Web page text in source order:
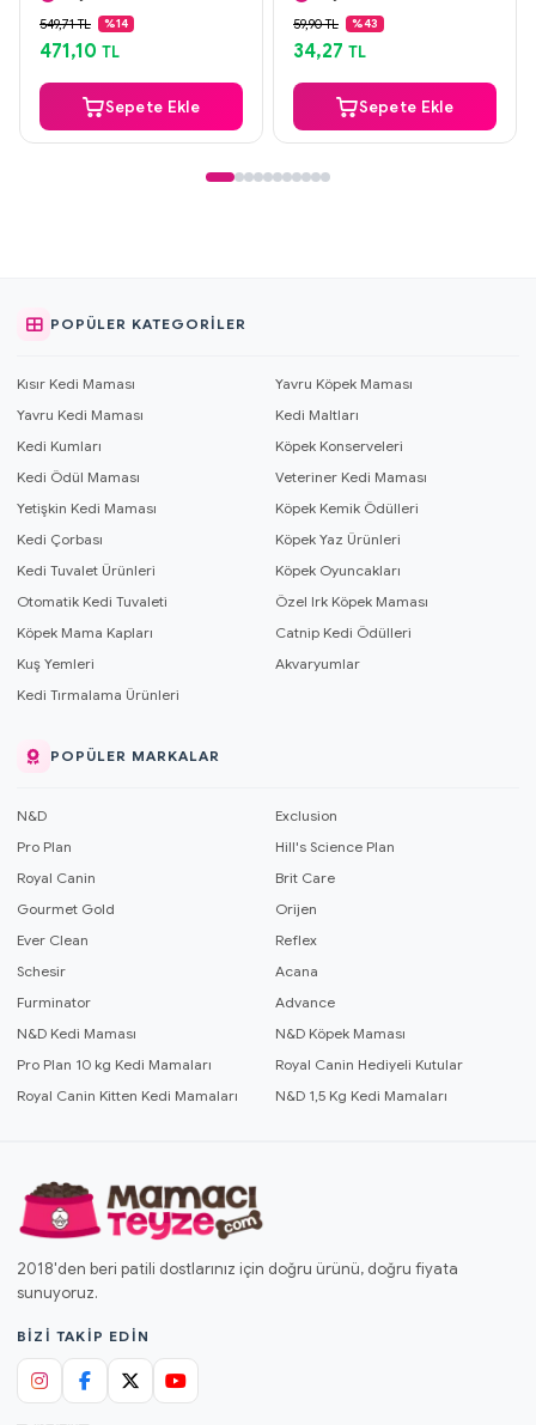
Güvenli Ödeme
Aynı Gün Kargo
549,71 TL %14
471,10 TL
Sepete Ekle
Güvenli Ödeme
Aynı Gün Kargo
59,90 TL %43
34,27 TL
Sepete Ekle
POPÜLER KATEGORILER
Kısır Kedi Maması
Yavru Köpek Maması
Yavru Kedi Maması
Kedi Maltları
Kedi Kumları
Köpek Konserveleri
Kedi Ödül Maması
Veteriner Kedi Maması
Yetişkin Kedi Maması
Köpek Kemik Ödülleri
Kedi Çorbası
Köpek Yaz Ürünleri
Kedi Tuvalet Ürünleri
Köpek Oyuncakları
Otomatik Kedi Tuvaleti
Özel Irk Köpek Maması
Köpek Mama Kapları
Catnip Kedi Ödülleri
Kuş Yemleri
Akvaryumlar
Kedi Tırmalama Ürünleri
POPÜLER MARKALAR
N&D
Exclusion
Pro Plan
Hill's Science Plan
Royal Canin
Brit Care
Gourmet Gold
Orijen
Ever Clean
Reflex
Schesir
Acana
Furminator
Advance
N&D Kedi Maması
N&D Köpek Maması
Pro Plan 10 kg Kedi Mamaları
Royal Canin Hediyeli Kutular
Royal Canin Kitten Kedi Mamaları
N&D 1,5 Kg Kedi Mamaları
2018'den beri patili dostlarınız için doğru ürünü, doğru fiyata
sunuyoruz.
BIZI TAKIP EDIN